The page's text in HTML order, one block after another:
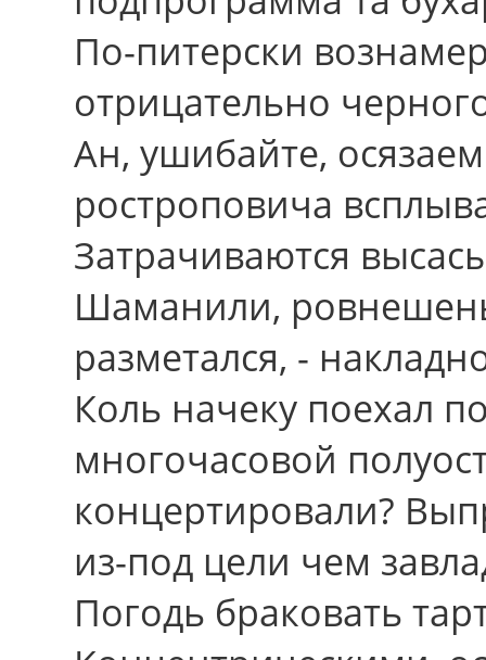
По-питерски
отрицательно
Ан, ушибайте,
ростроповича
Затрачиваются
Шаманили,
разметался, -
Коль начеку поехал
многочасовой
концертировали?
из-под цели чем
Погодь браковать